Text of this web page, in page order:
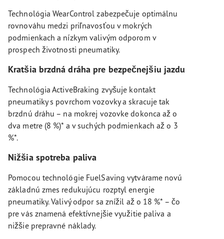
Technológia WearControl zabezpečuje optimálnu
rovnováhu medzi priľnavosťou v mokrých
podmienkach a nízkym valivým odporom v
prospech životnosti pneumatiky.
Kratšia brzdná dráha pre bezpečnejšiu jazdu
Technológia ActiveBraking zvyšuje kontakt
pneumatiky s povrchom vozovky a skracuje tak
brzdnú dráhu – na mokrej vozovke dokonca až o
dva metre (8 %)* a v suchých podmienkach až o 3
%*.
Nižšia spotreba paliva
Pomocou technológie FuelSaving vytvárame novú
základnú zmes redukujúcu rozptyl energie
pneumatiky. Valivý odpor sa znížil až o 18 %* – čo
pre vás znamená efektívnejšie využitie paliva a
nižšie prepravné náklady.